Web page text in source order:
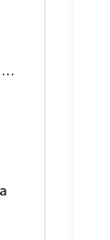
Žľab s krytkou a ochranou fóliou - Canalsplit 08